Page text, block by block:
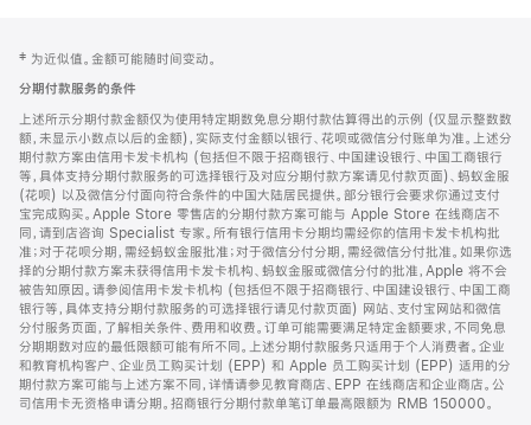
页
页
脚
注
‡ 为近似值。金额可能随时间变动。
分期付款服务的条件
上述所示分期付款金额仅为使用特定期数免息分期付款估算得出的示例 (仅显示整数数
额，未显示小数点以后的金额)，实际支付金额以银行、花呗或微信分付账单为准。上述分
期付款方案由信用卡发卡机构 (包括但不限于招商银行、中国建设银行、中国工商银行
等，具体支持分期付款服务的可选择银行及对应分期付款方案请见付款页面)、蚂蚁金服
(花呗) 以及微信分付面向符合条件的中国大陆居民提供。部分银行会要求你通过支付
宝完成购买。Apple Store 零售店的分期付款方案可能与 Apple Store 在线商店不
同，请到店咨询 Specialist 专家。所有银行信用卡分期均需经你的信用卡发卡机构批
准；对于花呗分期，需经蚂蚁金服批准；对于微信分付分期，需经微信分付批准。如果你选
择的分期付款方案未获得信用卡发卡机构、蚂蚁金服或微信分付的批准，Apple 将不会
被告知原因。请参阅信用卡发卡机构 (包括但不限于招商银行、中国建设银行、中国工商
银行等，具体支持分期付款服务的可选择银行请见付款页面) 网站、支付宝网站和微信
分付服务页面，了解相关条件、费用和收费。订单可能需要满足特定金额要求，不同免息
分期期数对应的最低限额可能有所不同。上述分期付款服务只适用于个人消费者。企业
和教育机构客户、企业员工购买计划 (EPP) 和 Apple 员工购买计划 (EPP) 适用的分
期付款方案可能与上述方案不同，详情请参见教育商店、EPP 在线商店和企业商店。公
司信用卡无资格申请分期。招商银行分期付款单笔订单最高限额为 RMB 150000。